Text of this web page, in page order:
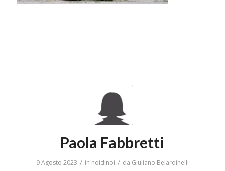
Paola Fabbretti
9 Agosto 2023 / in noidinoi / da Giuliano Belardinelli